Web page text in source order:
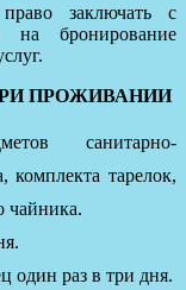
заключать с
на бронирование
ПРОЖИВАНИИ
санитарно-
комплекта тарелок,
чайника.
один раз в три дня.